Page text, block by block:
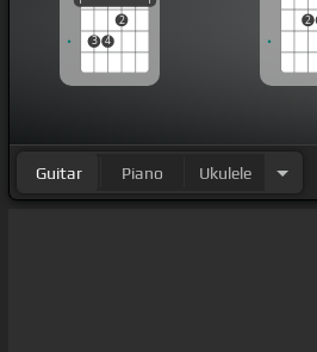
3 4
2 2
Guitar Piano Ukulele